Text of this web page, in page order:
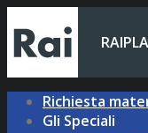
Richiesta
Gli Speciali